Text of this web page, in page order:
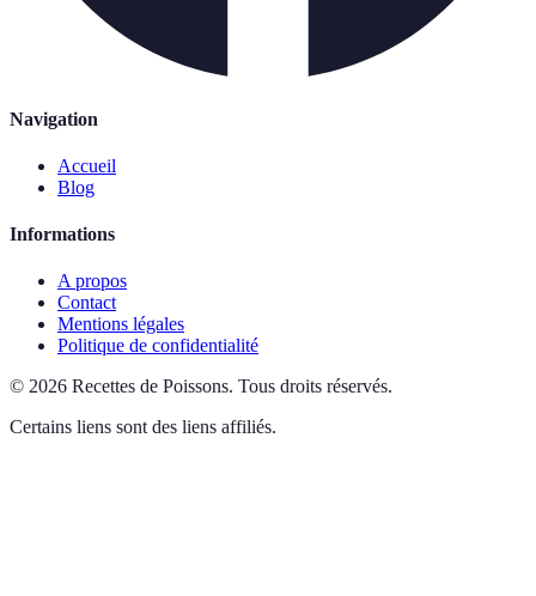
Navigation
Accueil
Blog
Informations
A propos
Contact
Mentions légales
Politique de confidentialité
© 2026 Recettes de Poissons. Tous droits réservés.
Certains liens sont des liens affiliés.